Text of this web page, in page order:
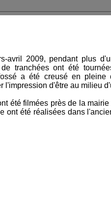
avril 2009, pendant plus
tranchées ont été
a été creusé en pleine
l'impression d'être au milieu
été filmées près de la
ont été réalisées dans